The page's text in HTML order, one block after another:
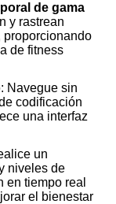
de gama
y rastrean
proporcionando
de fitness
: Navegue sin
codificación
una interfaz
un
niveles de
en tiempo real
el bienestar